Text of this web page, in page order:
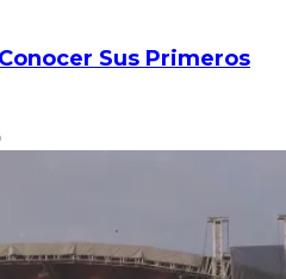
Sus Primeros